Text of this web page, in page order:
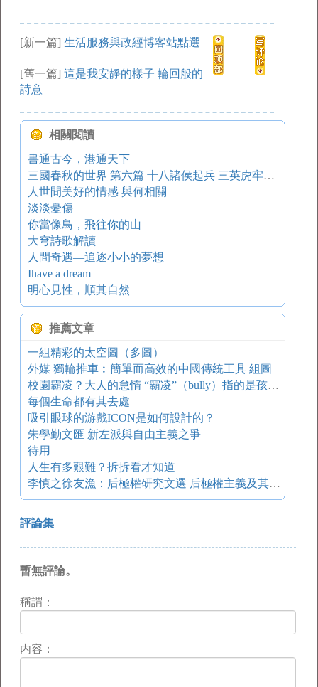
[新一篇] 生活服務與政經博客站點選
[舊一篇] 這是我安靜的樣子 輪回般的
詩意
相關閱讀
書通古今，港通天下
三國春秋的世界 第六篇 十八諸侯起兵 三英虎牢大戰
人世間美好的情感 與何相關
淡淡憂傷
你當像鳥，飛往你的山
大穹詩歌解讀
人間奇遇—追逐小小的夢想
Ihave a dream
明心見性，順其自然
推薦文章
一組精彩的太空圖（多圖）
外媒 獨輪推車︰簡單而高效的中國傳統工具 組圖
校園霸凌？大人的怠惰 “霸凌”（bully）指的是孩子們之間，權利不平等的欺凌與壓迫，它是一個長期存在于學生校園的現象，專指孩子之間進行惡意欺負的情形
每個生命都有其去處
吸引眼球的游戲ICON是如何設計的？
朱學勤文匯 新左派與自由主義之爭
待用
人生有多艱難？拆拆看才知道
李慎之徐友漁：后極權研究文選 后極權主義及其反抗
評論集
暫無評論。
稱謂：
内容：